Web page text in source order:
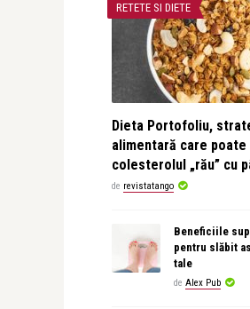
RETETE SI DIETE
Dieta Portofoliu,
alimentară care poate
colesterolul „rău” cu
de revistatango
Beneficiile
pentru slăbit
tale
de Alex Pub